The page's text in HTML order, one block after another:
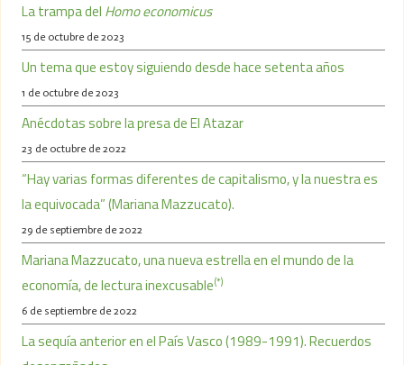
La trampa del Homo economicus
15 de octubre de 2023
Un tema que estoy siguiendo desde hace setenta años
1 de octubre de 2023
Anécdotas sobre la presa de El Atazar
23 de octubre de 2022
“Hay varias formas diferentes de capitalismo, y la nuestra es
la equivocada” (Mariana Mazzucato).
29 de septiembre de 2022
Mariana Mazzucato, una nueva estrella en el mundo de la
economía, de lectura inexcusable(*)
6 de septiembre de 2022
La sequía anterior en el País Vasco (1989-1991). Recuerdos